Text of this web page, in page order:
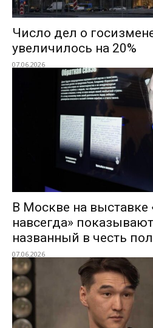
Число дел о
увеличилось на 20%
07.06.2026
В Москве на
навсегда»
названный в честь
07.06.2026